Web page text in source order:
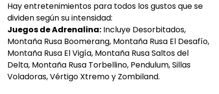
Hay entretenimientos para todos los gustos que se
dividen según su intensidad:
Juegos de Adrenalina: Incluye Desorbitados,
Montaña Rusa Boomerang, Montaña Rusa El Desafío,
Montaña Rusa El Vigía, Montaña Rusa Saltos del
Delta, Montaña Rusa Torbellino, Pendulum, Sillas
Voladoras, Vértigo Xtremo y Zombiland.